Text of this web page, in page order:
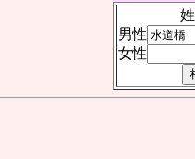
姓
男性
女性